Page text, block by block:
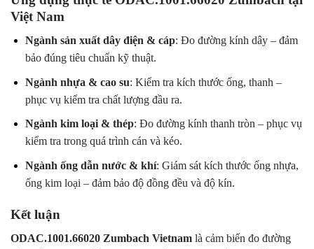
Việt Nam
Ngành sản xuất dây điện & cáp: Đo đường kính dây – đảm
bảo đúng tiêu chuẩn kỹ thuật.
Ngành nhựa & cao su: Kiểm tra kích thước ống, thanh –
phục vụ kiểm tra chất lượng đầu ra.
Ngành kim loại & thép: Đo đường kính thanh tròn – phục vụ
kiểm tra trong quá trình cán và kéo.
Ngành ống dẫn nước & khí: Giám sát kích thước ống nhựa,
ống kim loại – đảm bảo độ đồng đều và độ kín.
Kết luận
ODAC.1001.66020 Zumbach Vietnam là cảm biến đo đường